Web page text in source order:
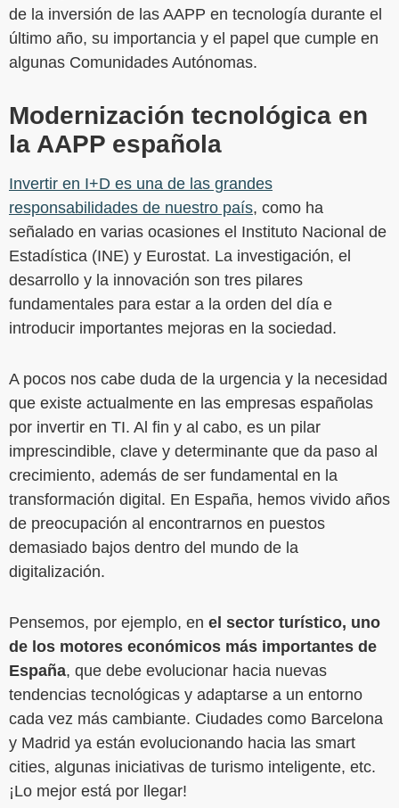
de la inversión de las AAPP en tecnología durante el
último año, su importancia y el papel que cumple en
algunas Comunidades Autónomas.
Modernización tecnológica en
la AAPP española
Invertir en I+D es una de las grandes
responsabilidades de nuestro país, como ha
señalado en varias ocasiones el Instituto Nacional de
Estadística (INE) y Eurostat. La investigación, el
desarrollo y la innovación son tres pilares
fundamentales para estar a la orden del día e
introducir importantes mejoras en la sociedad.
A pocos nos cabe duda de la urgencia y la necesidad
que existe actualmente en las empresas españolas
por invertir en TI. Al fin y al cabo, es un pilar
imprescindible, clave y determinante que da paso al
crecimiento, además de ser fundamental en la
transformación digital. En España, hemos vivido años
de preocupación al encontrarnos en puestos
demasiado bajos dentro del mundo de la
digitalización.
Pensemos, por ejemplo, en el sector turístico, uno
de los motores económicos más importantes de
España, que debe evolucionar hacia nuevas
tendencias tecnológicas y adaptarse a un entorno
cada vez más cambiante. Ciudades como Barcelona
y Madrid ya están evolucionando hacia las smart
cities, algunas iniciativas de turismo inteligente, etc.
¡Lo mejor está por llegar!